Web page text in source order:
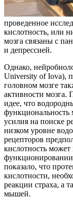
проведенное
кислотность, или
мозга связаны с
и депрессией.
Однако,
University of Iova),
головном мозге
активности мозга.
идее, что
функциональность
усилия на поиске
низком уровне
рецепторов
кислотность
функционировании
показало, что
кислотности,
реакции страха, а
мышей.